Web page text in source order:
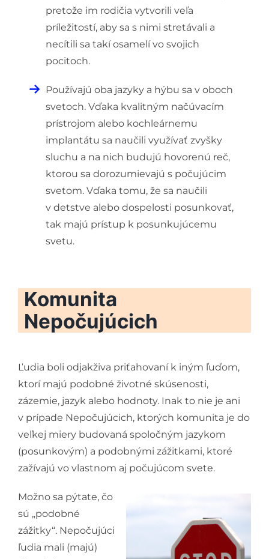
pretože im rodičia vytvorili veľa
príležitostí, aby sa s nimi stretávali a
necítili sa takí osamelí vo svojich
pocitoch.
Používajú oba jazyky a hýbu sa v oboch
svetoch. Vďaka kvalitným načúvacím
prístrojom alebo kochleárnemu
implantátu sa naučili využívať zvyšky
sluchu a na nich budujú hovorenú reč,
ktorou sa dorozumievajú s počujúcim
svetom. Vďaka tomu, že sa naučili
v detstve alebo dospelosti posunkovať,
tak majú prístup k posunkujúcemu
svetu.
Komunita
Nepočujúcich
Ľudia boli odjakživa priťahovaní k iným ľuďom,
ktorí majú podobné životné skúsenosti,
zázemie, jazyk alebo hodnoty. Inak to nie je ani
v prípade Nepočujúcich, ktorých komunita je do
veľkej miery budovaná spoločným jazykom
(posunkovým) a podobnými zážitkami, ktoré
zažívajú vo vlastnom aj počujúcom svete.
Možno sa pýtate, čo
sú „podobné
zážitky“. Nepočujúci
ľudia mali (majú)